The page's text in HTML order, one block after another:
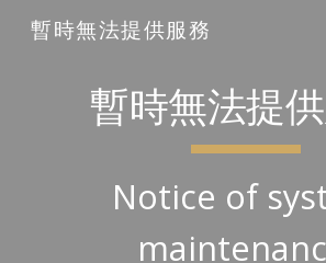
Skip to main content
暫時無法提供服務
暫時無法提
Notice of